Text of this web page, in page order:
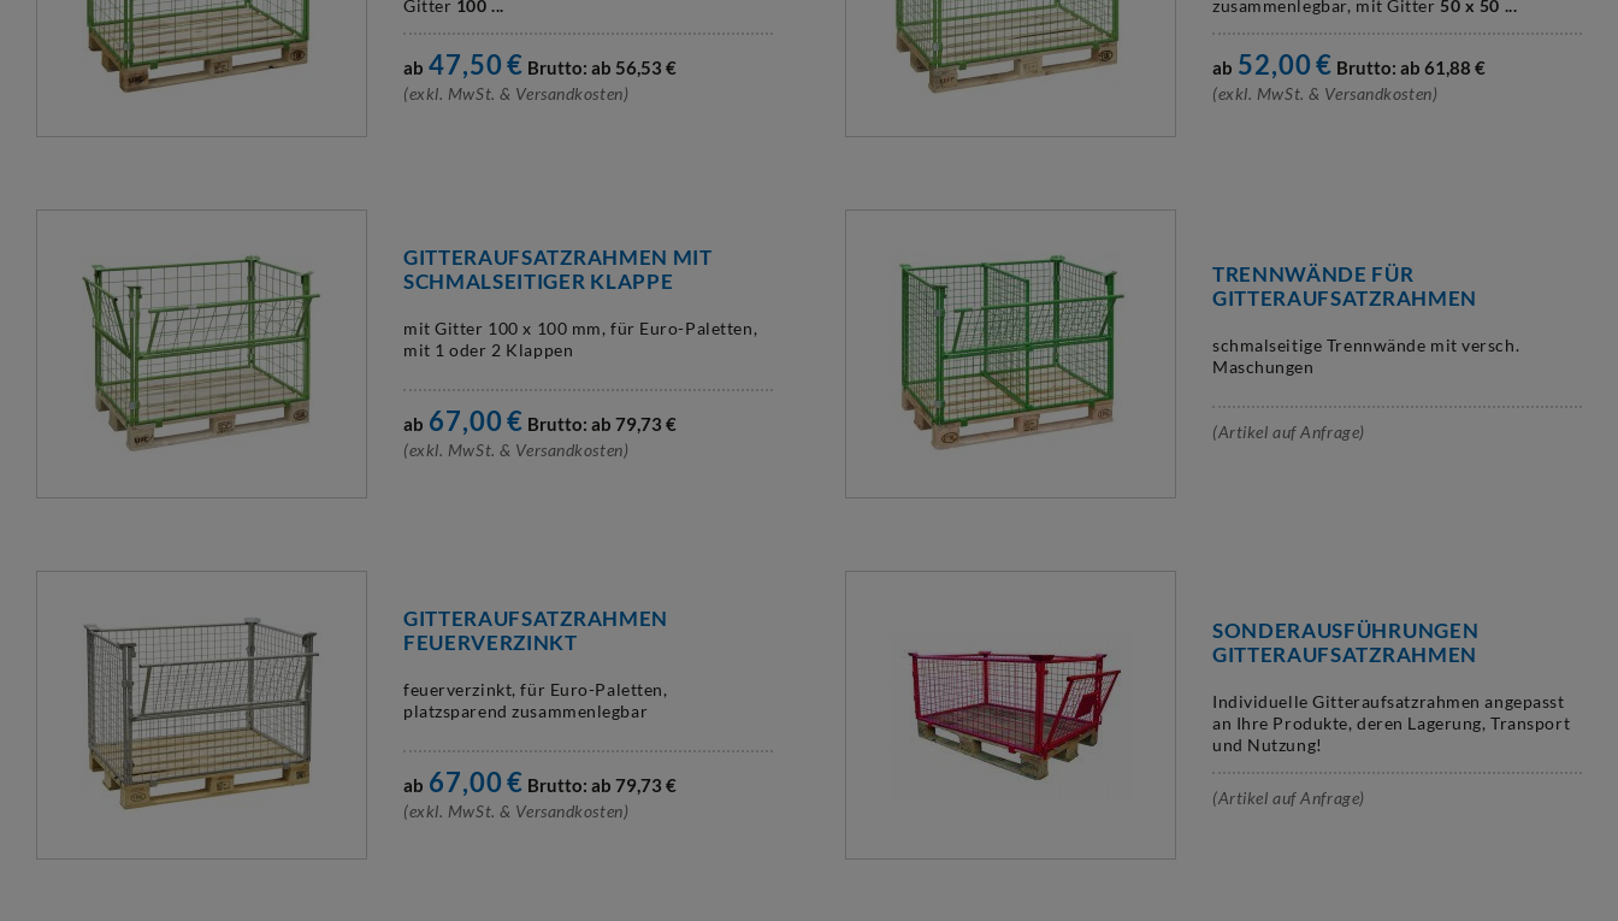
Gitter 100 ...
ab 47,50€ Brutto: ab 56,53 €
(exkl. MwSt. & Versandkosten)
zusammenlegbar, mit Gitter 50 x 50 ...
ab 52,00€ Brutto: ab 61,88 €
(exkl. MwSt. & Versandkosten)
GITTERAUFSATZRAHMEN MIT
SCHMALSEITIGER KLAPPE
mit Gitter 100 x 100 mm, für Euro-Paletten,
mit 1 oder 2 Klappen
ab 67,00€ Brutto: ab 79,73 €
(exkl. MwSt. & Versandkosten)
TRENNWÄNDE FÜR
GITTERAUFSATZRAHMEN
schmalseitige Trennwände mit versch.
Maschungen
(Artikel auf Anfrage)
GITTERAUFSATZRAHMEN
FEUERVERZINKT
feuerverzinkt, für Euro-Paletten,
platzsparend zusammenlegbar
ab 67,00€ Brutto: ab 79,73 €
(exkl. MwSt. & Versandkosten)
SONDERAUSFÜHRUNGEN
GITTERAUFSATZRAHMEN
Individuelle Gitteraufsatzrahmen angepasst
an Ihre Produkte, deren Lagerung, Transport
und Nutzung!
(Artikel auf Anfrage)